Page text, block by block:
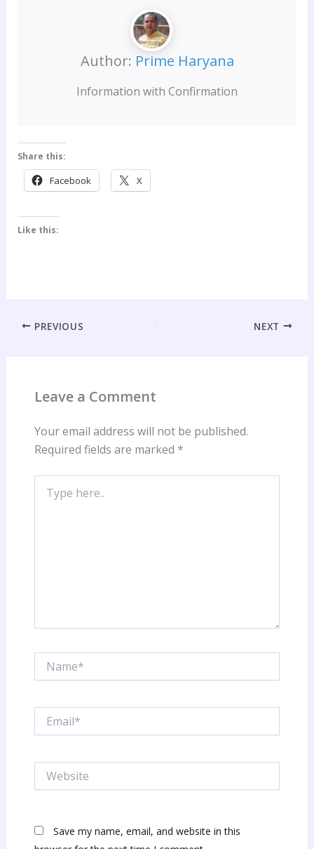
Author: Prime Haryana
Information with Confirmation
Share this:
Facebook X
Like this:
PREVIOUS NEXT
Leave a Comment
Your email address will not be published.
Required fields are marked *
here..
Save my name, email, and website in this